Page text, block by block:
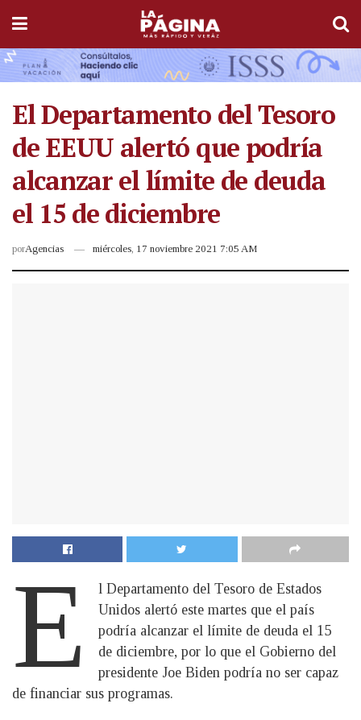
El Departamento del Tesoro
de EEUU alertó que podría
alcanzar el límite de deuda
el 15 de diciembre
porAgencias miércoles, 17 noviembre 2021 7:05 AM
E
l Departamento del Tesoro de Estados
Unidos alertó este martes que el país
podría alcanzar el límite de deuda el 15
de diciembre, por lo que el Gobierno del
presidente Joe Biden podría no ser capaz
de financiar sus programas.